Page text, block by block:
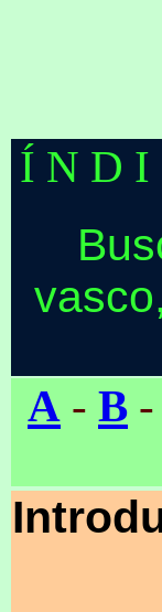
Í N D
A - B -